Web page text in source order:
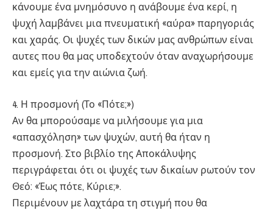
κάνουμε ένα μνημόσυνο η ανάβουμε ένα κερί, η
ψυχή λαμβάνει μια πνευματική «αύρα» παρηγοριάς
και χαράς. Οι ψυχές των δικών μας ανθρώπων είναι
αυτες που θα μας υποδεχτούν όταν αναχωρήσουμε
και εμείς για την αιώνια ζωή.
4. Η προσμονή (Το «Πότε;»)
Αν θα μπορούσαμε να μιλήσουμε για μια
«απασχόληση» των ψυχών, αυτή θα ήταν η
προσμονή. Στο βιβλίο της Αποκάλυψης
περιγράφεται ότι οι ψυχές των δικαίων ρωτούν τον
Θεό: «Έως πότε, Κύριε;».
Περιμένουν με λαχτάρα τη στιγμή που θα